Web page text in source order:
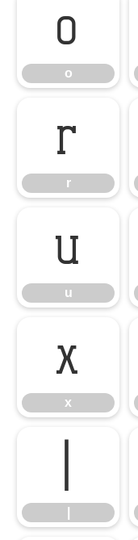
o
o
r
r
u
u
x
x